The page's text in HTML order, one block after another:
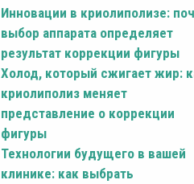
Инновации в криолиполизе:
выбор аппарата определяет
результат коррекции фигуры
Холод, который сжигает жир:
криолиполиз меняет
представление о коррекции
фигуры
Технологии будущего в вашей
клинике: как выбрать